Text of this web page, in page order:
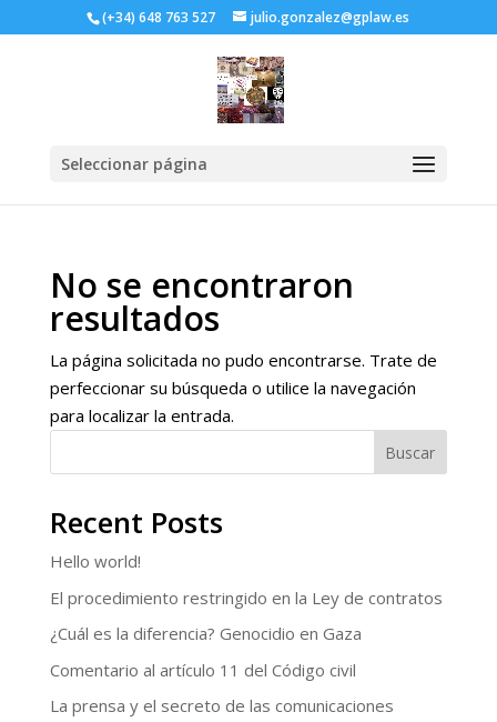
(+34) 648 763 527 julio.gonzalez@gplaw.es
Seleccionar página
No se encontraron
resultados
La página solicitada no pudo encontrarse. Trate de
perfeccionar su búsqueda o utilice la navegación
para localizar la entrada.
Buscar
Recent Posts
Hello world!
El procedimiento restringido en la Ley de contratos
¿Cuál es la diferencia? Genocidio en Gaza
Comentario al artículo 11 del Código civil
La prensa y el secreto de las comunicaciones